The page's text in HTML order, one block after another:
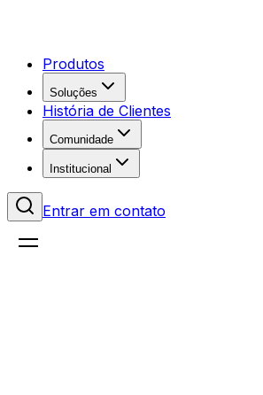
Produtos
Soluções
História de Clientes
Comunidade
Institucional
Entrar em contato